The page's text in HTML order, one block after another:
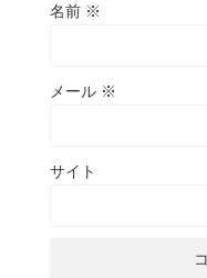
名前 ※
メール ※
サイト